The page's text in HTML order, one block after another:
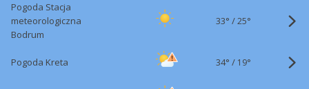
Pogoda Stacja
meteorologiczna
Bodrum
33° /25°
Pogoda Kreta 34° / 19°